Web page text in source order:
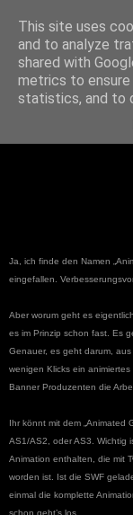
Niklas
1/03/2013
Animated
Ja, ich finde den Namen
eingefallen.
Aber worum geht es
es im Prinzip schon fast. Es
Genauer, es geht darum,
wenigen Klicks ein
Banner Produzenten die
Ihr könnt mit dem „Animated
AS1/AS2, oder AS3. Wichtig
Animation enthalten, die mit
worden ist. Ist die SWF
einmal die komplette
schon geht’s los.
This site uses
and to analyze
shared with
metrics to
statistics, and to